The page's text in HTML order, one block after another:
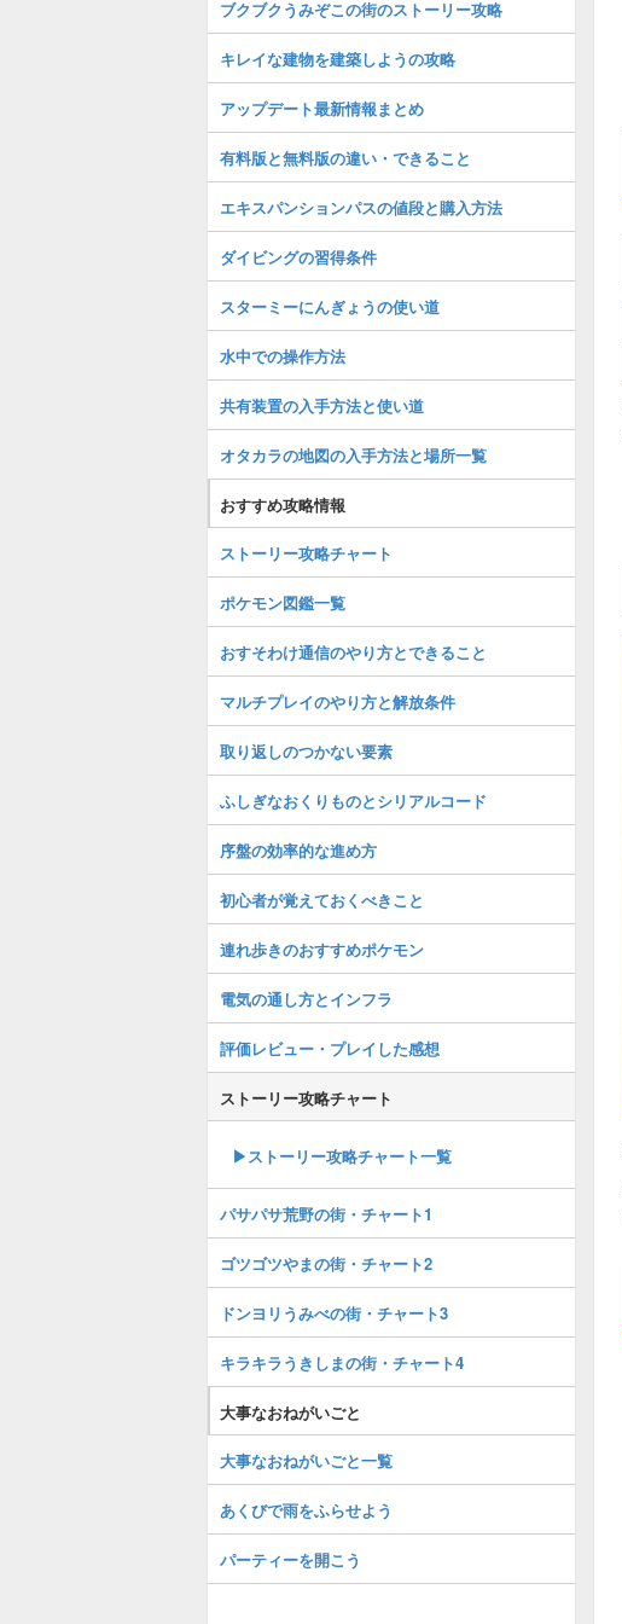
ブクブクうみぞこの街のストーリー攻略
キレイな建物を建築しようの攻略
アップデート最新情報まとめ
有料版と無料版の違い・できること
エキスパンションパスの値段と購入方法
ダイビングの習得条件
スターミーにんぎょうの使い道
水中での操作方法
共有装置の入手方法と使い道
オタカラの地図の入手方法と場所一覧
おすすめ攻略情報
ストーリー攻略チャート
ポケモン図鑑一覧
おすそわけ通信のやり方とできること
マルチプレイのやり方と解放条件
取り返しのつかない要素
ふしぎなおくりものとシリアルコード
序盤の効率的な進め方
初心者が覚えておくべきこと
連れ歩きのおすすめポケモン
電気の通し方とインフラ
評価レビュー・プレイした感想
ストーリー攻略チャート
▶ストーリー攻略チャート一覧
パサパサ荒野の街・チャート1
ゴツゴツやまの街・チャート2
ドンヨリうみべの街・チャート3
キラキラうきしまの街・チャート4
大事なおねがいごと
大事なおねがいごと一覧
あくびで雨をふらせよう
パーティーを開こう